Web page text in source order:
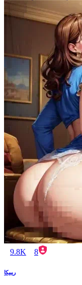
9.8K 8
ريبيكا